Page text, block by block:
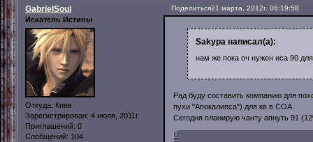
Поделиться21 марта, 2012г. 06:19:58
GabrielSoul
Искатель Истины
Откуда: Киев
Зарегистрирован: 4 июля, 2011г.
Приглашений: 0
Сообщений: 104
Sakypa написал(а):
нам же пока оч нужен иса 90
Рад буду составить компанию для
пухи "Апокалипса") для кв в СОА.
Сегодня планирую чанту апнуть 91
0